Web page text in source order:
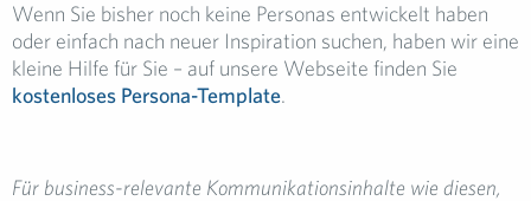
Wenn Sie bisher noch keine Personas entwickelt haben
oder einfach nach neuer Inspiration suchen, haben wir eine
kleine Hilfe für Sie – auf unsere Webseite finden Sie
kostenloses Persona-Template.
Für business-relevante Kommunikationsinhalte wie diesen,